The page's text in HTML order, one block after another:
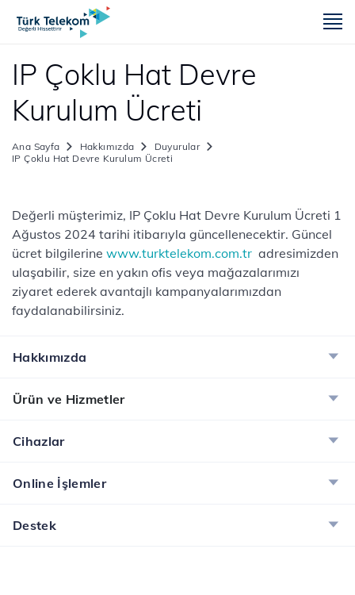
IP Çoklu Hat Devre
Kurulum Ücreti
Ana Sayfa Hakkımızda
Duyurular
IP Çoklu Hat Devre Kurulum Ücreti
​​Değerli müşterimiz, IP Çoklu Hat Devre Kurulum Ücreti 1
Ağustos 2024 tarihi itibarıyla güncellenecektir. Güncel
ücret bilgilerine ​www.turktelekom.com.tr ​ adresimizden
ulaşabilir, size en yakın ofis veya mağazalarımızı
ziyaret ederek avantajlı kampanyalarımızdan
faydalanabilirsiniz.
Hakkımızda
Ürün ve Hizmetler
Cihazlar
Online İşlemler
Destek